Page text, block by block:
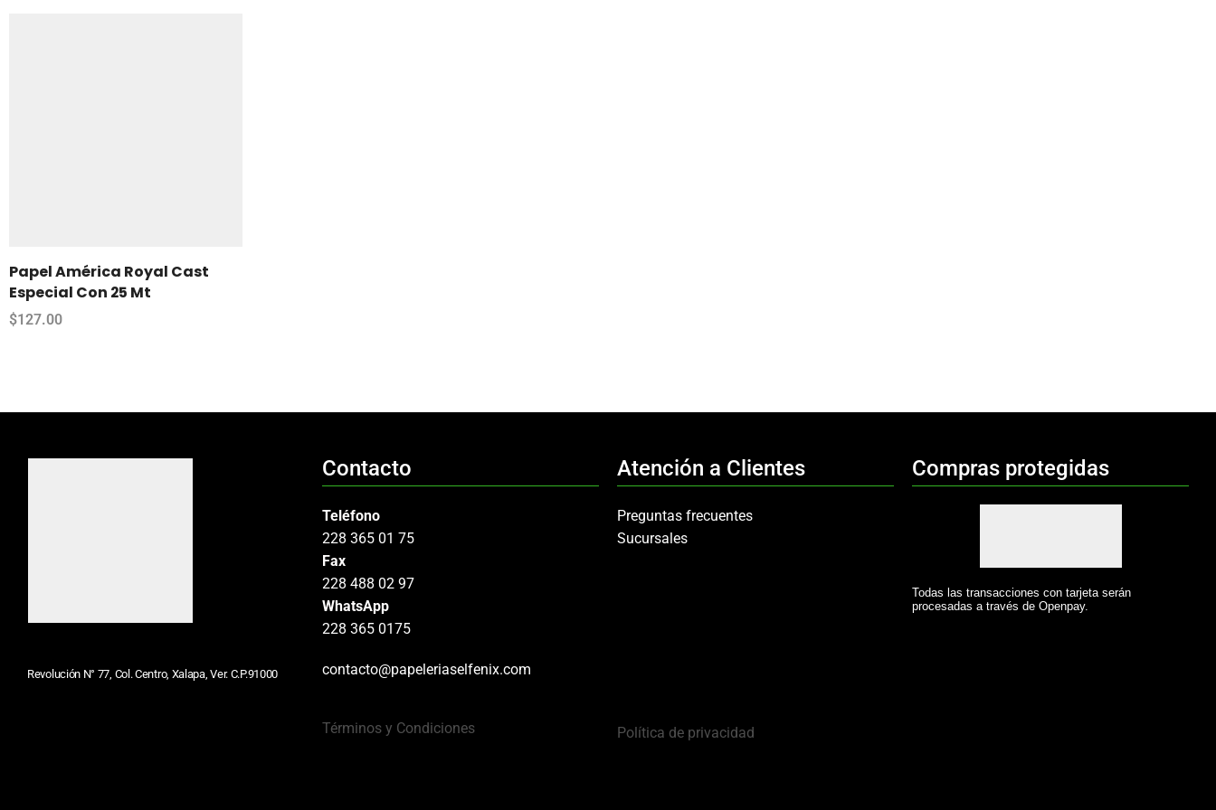
Papel América Royal Cast
Especial Con 25 Mt
$127.00
Revolución N° 77, Col. Centro, Xalapa, Ver. C.P.91000
Contacto
Teléfono
228 365 01 75
Fax
228 488 02 97
WhatsApp
228 365 0175
contacto@papeleriaselfenix.com
Términos y Condiciones
Atención a Clientes
Preguntas frecuentes
Sucursales
Política de privacidad
Compras protegidas
Todas las transacciones con tarjeta serán
procesadas a través de Openpay.